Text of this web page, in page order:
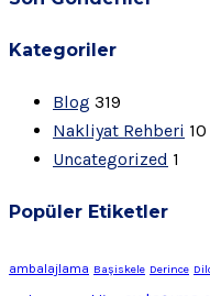
Kategoriler
Blog 319
Nakliyat Rehberi 10
Uncategorized 1
Popüler Etiketler
ambalajlama Başiskele Derince